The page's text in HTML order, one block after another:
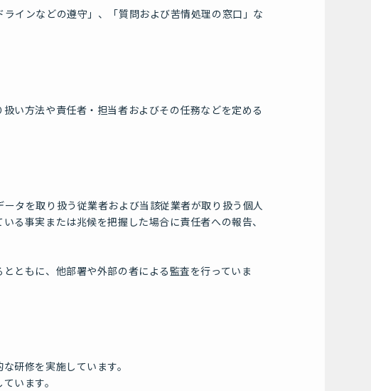
インなどの遵守」、「質問および苦情処理の窓口」な
い方法や責任者・担当者およびその任務などを定める
タを取り扱う従業者および当該従業者が取り扱う個人
る事実または兆候を把握した場合に責任者への報告、
ともに、他部署や外部の者による監査を行っていま
研修を実施しています。
います。